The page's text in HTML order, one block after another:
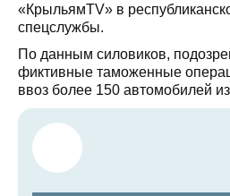
«КрыльямTV» в
спецслужбы.
По данным силовиков,
фиктивные таможенные
ввоз более 150 автомобилей